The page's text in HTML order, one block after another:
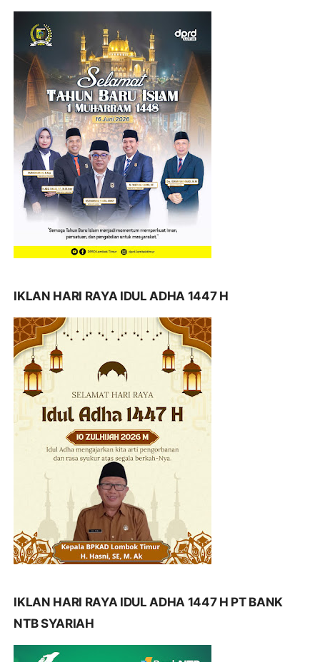
IKLAN HARI RAYA IDUL ADHA 1447 H
IKLAN HARI RAYA IDUL ADHA 1447 H PT BANK
NTB SYARIAH